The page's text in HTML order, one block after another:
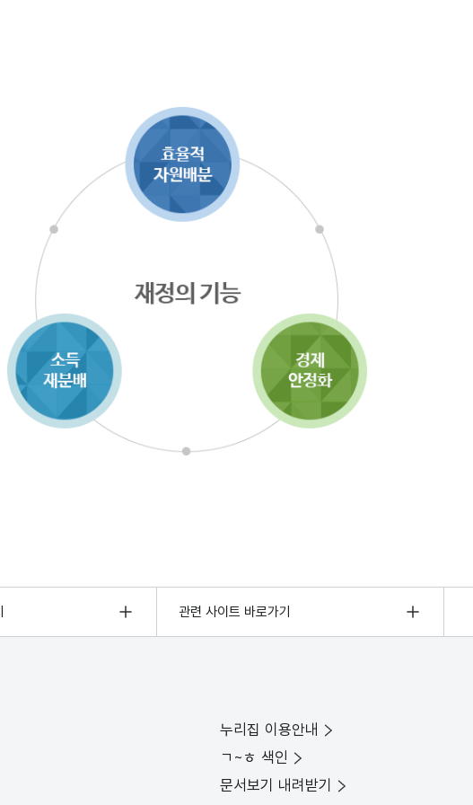
관련 사이트 바로가기
누리집 이용안내
ㄱ~ㅎ 색인
문서보기 내려받기